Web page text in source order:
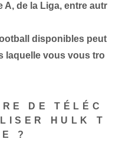
A, de la Liga, entre autr
disponibles peut
laquelle vous vous tro
DE TÉLÉC
HULK T
?